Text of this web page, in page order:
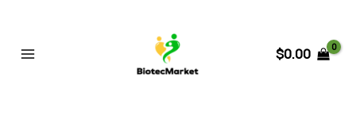
contenido
$0.00